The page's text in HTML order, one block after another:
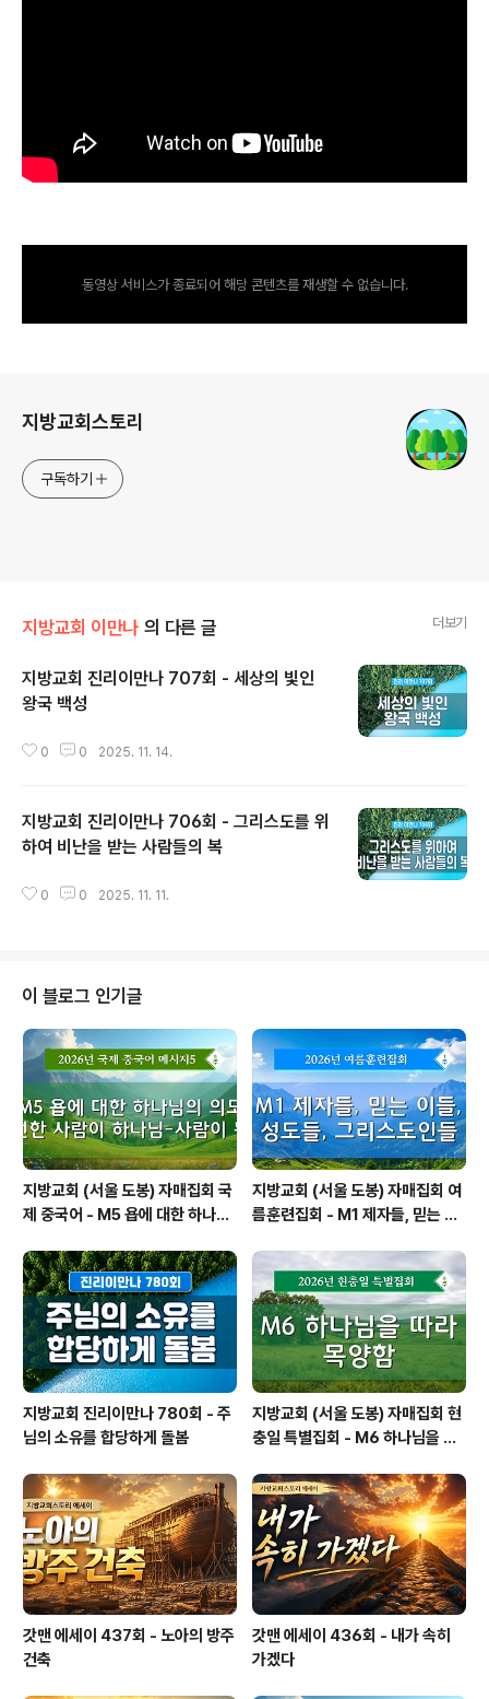
동영상 서비스가 종료되어 해당 콘텐츠를 재생할 수 없습니다.
지방교회스토리
구독하기
지방교회 이만나 의 다른 글 더보기
지방교회 진리이만나 707회 - 세상의 빛인
왕국 백성
0 0 2025. 11. 14.
지방교회 진리이만나 706회 - 그리스도를 위
하여 비난을 받는 사람들의 복
0 0 2025. 11. 11.
이 블로그 인기글
지방교회 (서울 도봉) 자매집회 국
제 중국어 - M5 욥에 대한 하나님
람이 됨
지방교회 (서울 도봉) 자매집회 여
름훈련집회 - M1 제자들, 믿는 이
지방교회 진리이만나 780회 - 주
님의 소유를 합당하게 돌봄
지방교회 (서울 도봉) 자매집회 현
충일 특별집회 - M6 하나님을 따
갓맨 에세이 437회 - 노아의 방주
건축
갓맨 에세이 436회 - 내가 속히
가겠다